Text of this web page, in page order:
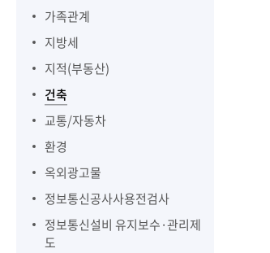
가족관계
지방세
지적(부동산)
건축
교통/자동차
환경
옥외광고물
정보통신공사사용전검사
정보통신설비 유지보수·관리제
도